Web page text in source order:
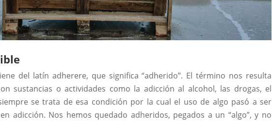
del latín adherere, que significa “adherido”. El término nos resulta
sustancias o actividades como la adicción al alcohol, las drogas, el
se trata de esa condición por la cual el uso de algo pasó a ser
adicción. Nos hemos quedado adheridos, pegados a un “algo”, y no